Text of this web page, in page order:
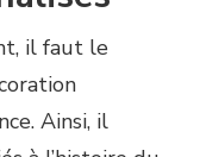
il faut le
Ainsi, il